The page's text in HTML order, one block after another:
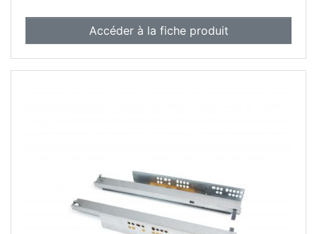
Accéder à la fiche produit